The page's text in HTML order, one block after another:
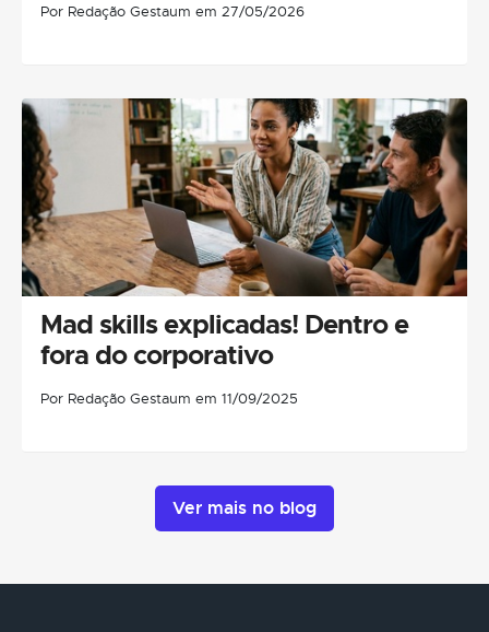
Por Redação Gestaum em 27/05/2026
Mad skills explicadas! Dentro e
fora do corporativo
Por Redação Gestaum em 11/09/2025
Ver mais no blog